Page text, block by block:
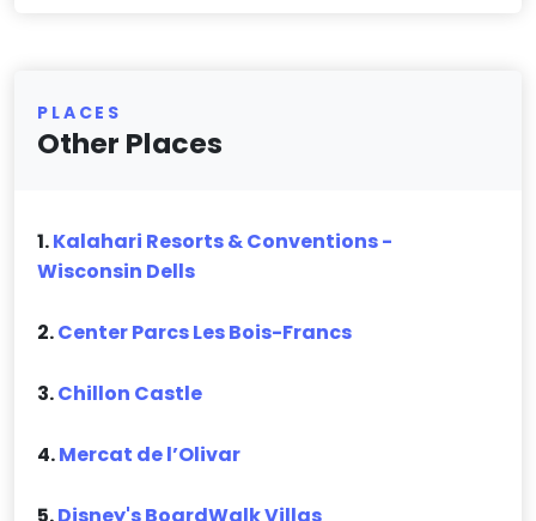
PLACES
Other Places
1.Kalahari Resorts & Conventions -
Wisconsin Dells
2.Center Parcs Les Bois-Francs
3.Chillon Castle
4.Mercat de l’Olivar
5.Disney's BoardWalk Villas